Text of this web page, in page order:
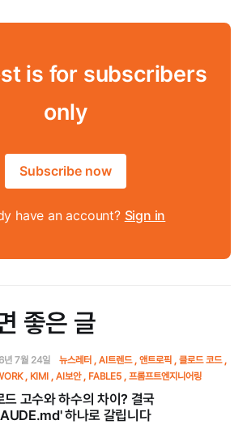
is for subscribers
only
Subscribe now
have an account? Sign in
좋은 글
년 7월 24일 뉴스레터 AI트렌드 앤트로픽
클로드 코드
KIMI AI보안 FABLE5 프롬프트엔지니어링
드 고수와 하수의 차이? 결국
하나로 갈립니다